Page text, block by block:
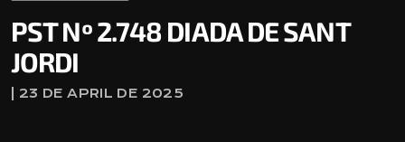
PST Nº 2.748 DIADA DE SANT
JORDI
| 23 DE APRIL DE 2025